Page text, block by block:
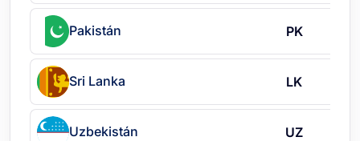
Pakistán PK
Sri Lanka LK
Uzbekistán UZ